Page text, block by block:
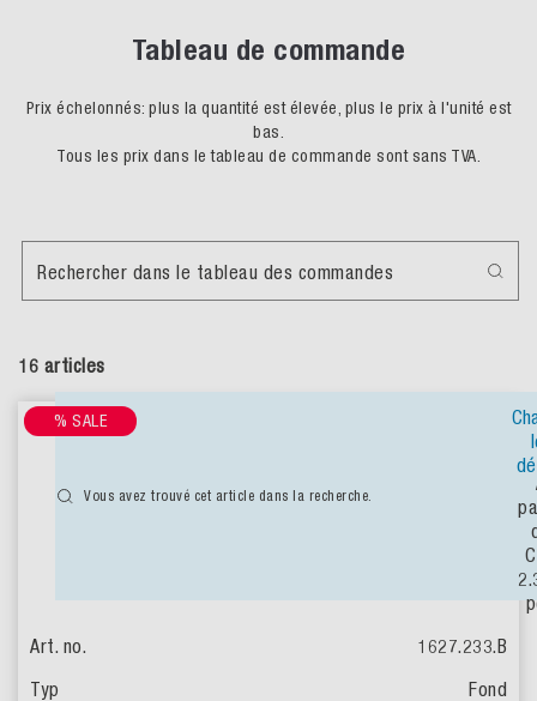
Tableau de commande
Prix échelonnés: plus la quantité est élevée, plus le prix à l'unité est
bas.
Tous les prix dans le tableau de commande sont sans TVA.
16 articles
Rechercher dans le tableau des commandes
Vous avez trouvé cet article dans la recherche.
% SALE
1627.233.B
Fond